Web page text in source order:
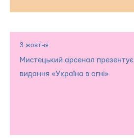
3 жовтня
Мистецький арсенал
видання «Україна в огні»